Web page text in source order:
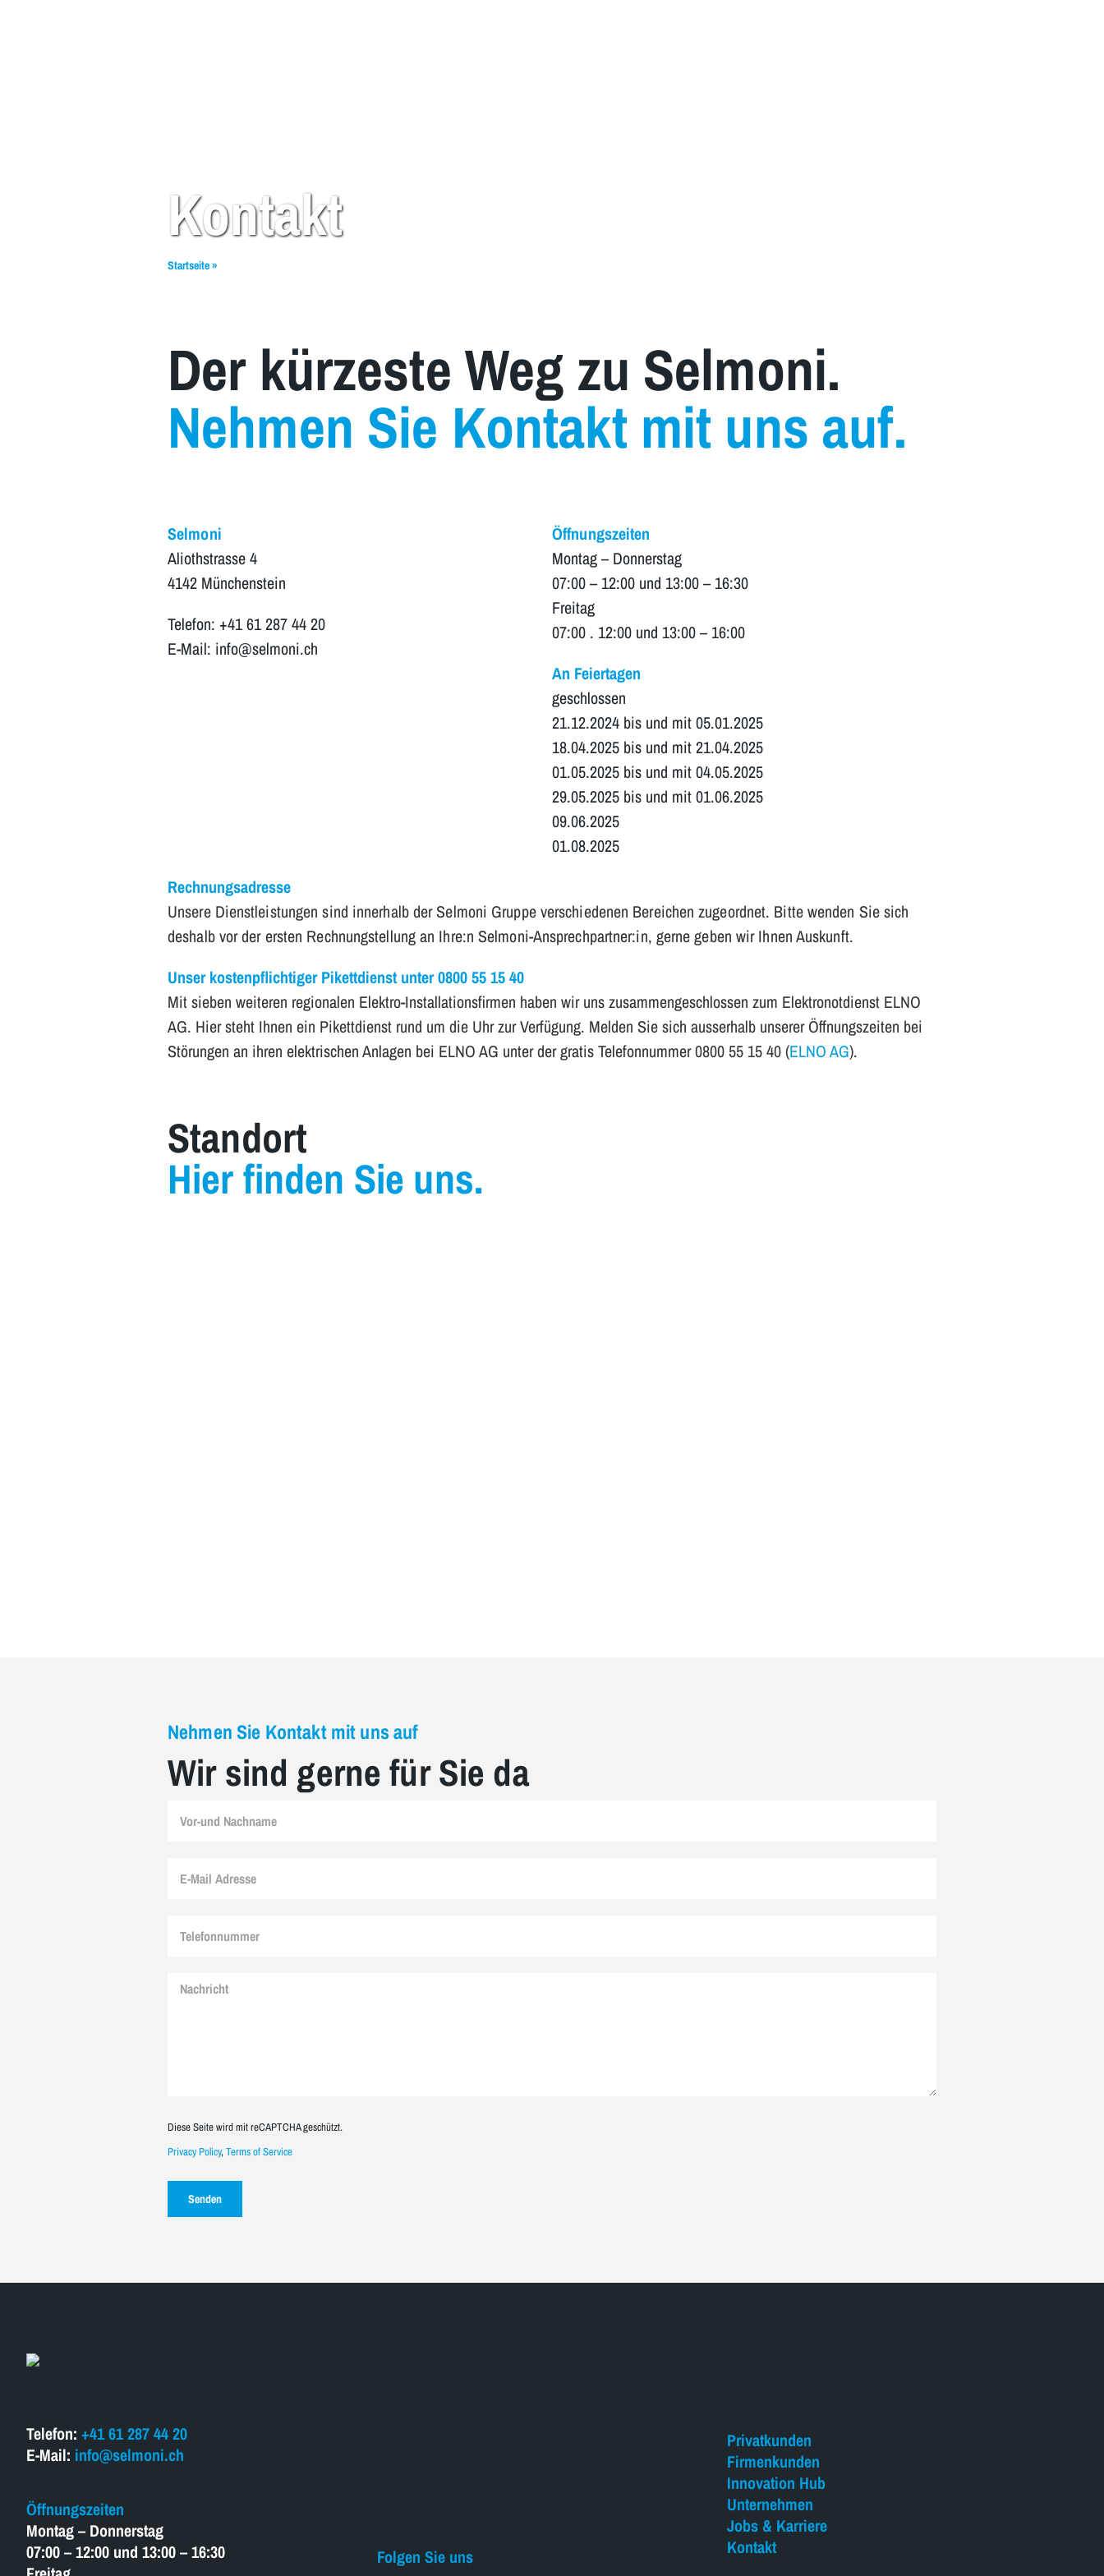
Kontakt
Startseite»
Der kürzeste Weg zu Selmoni.
Nehmen Sie Kontakt mit uns auf.
Selmoni
Aliothstrasse 4
4142 Münchenstein
Telefon: +41 61 287 44 20
E-Mail: info@selmoni.ch
Öffnungszeiten
Montag – Donnerstag
07:00 – 12:00 und 13:00 – 16:30
Freitag
07:00 . 12:00 und 13:00 – 16:00
An Feiertagen
geschlossen
21.12.2024 bis und mit 05.01.2025
18.04.2025 bis und mit 21.04.2025
01.05.2025 bis und mit 04.05.2025
29.05.2025 bis und mit 01.06.2025
09.06.2025
01.08.2025
Rechnungsadresse
Unsere Dienstleistungen sind innerhalb der Selmoni Gruppe verschiedenen Bereichen zugeordnet. Bitte wenden Sie sich
deshalb vor der ersten Rechnungstellung an Ihre:n Selmoni-Ansprechpartner:in, gerne geben wir Ihnen Auskunft.
Unser kostenpflichtiger Pikettdienst unter 0800 55 15 40
Mit sieben weiteren regionalen Elektro-Installationsfirmen haben wir uns zusammengeschlossen zum Elektronotdienst ELNO
AG. Hier steht Ihnen ein Pikettdienst rund um die Uhr zur Verfügung. Melden Sie sich ausserhalb unserer Öffnungszeiten bei
Störungen an ihren elektrischen Anlagen bei ELNO AG unter der gratis Telefonnummer 0800 55 15 40 (ELNO AG).
Standort
Hier finden Sie uns.
Nehmen Sie Kontakt mit uns auf
Wir sind gerne für Sie da
Diese Seite wird mit reCAPTCHA geschützt.
Privacy Policy,Terms of Service
Telefon: +41 61 287 44 20
E-Mail: info@selmoni.ch
Öffnungszeiten
Montag – Donnerstag
07:00 – 12:00 und 13:00 – 16:30
Folgen Sie uns
Privatkunden
Firmenkunden
Innovation Hub
Unternehmen
Jobs & Karriere
Kontakt